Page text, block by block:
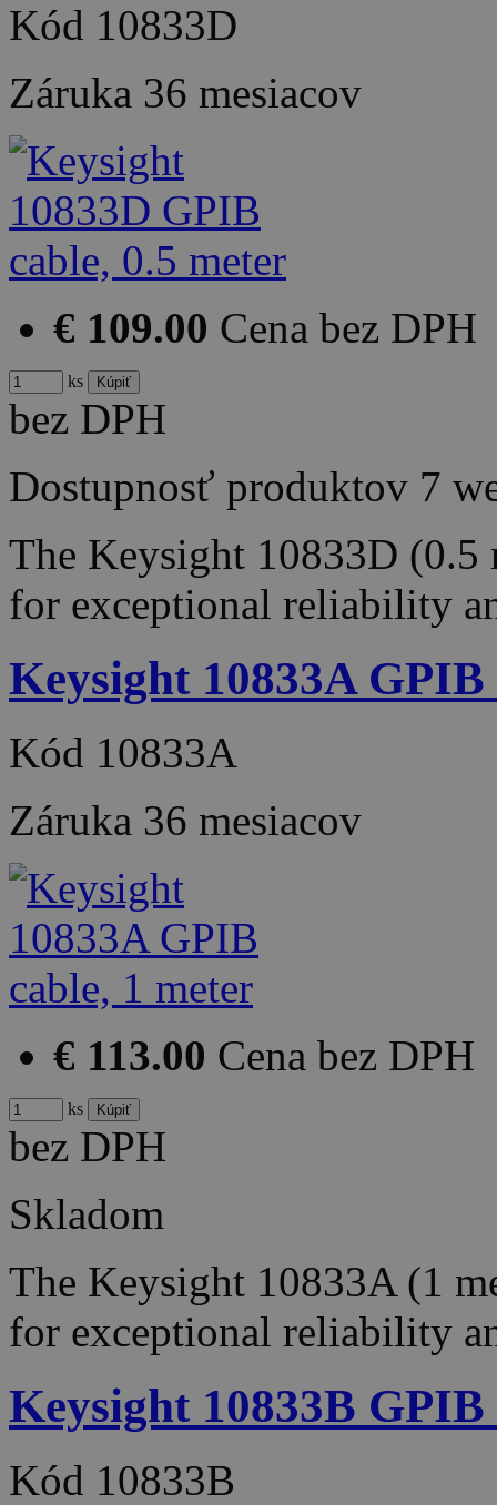
Kód 10833D
Záruka 36 mesiacov
€ 109.00 Cena bez DPH
ks
bez DPH
Dostupnosť produktov 7
The Keysight 10833D (0.5
for exceptional reliability
Keysight 10833A GPIB
Kód 10833A
Záruka 36 mesiacov
€ 113.00 Cena bez DPH
ks
bez DPH
Skladom
The Keysight 10833A (1
for exceptional reliability
Keysight 10833B GPIB
Kód 10833B